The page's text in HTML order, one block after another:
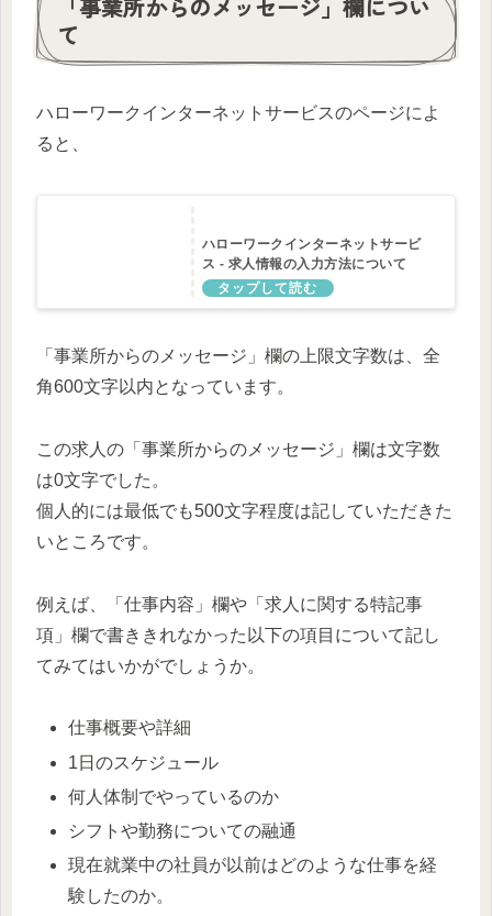
「事業所からのメッセージ」欄につい
て
ハローワークインターネットサービスのページによ
ると、
ハローワークインターネットサービ
ス - 求人情報の入力方法について
「事業所からのメッセージ」欄の上限文字数は、全
角600文字以内となっています。
この求人の「事業所からのメッセージ」欄は文字数
は0文字でした。
個人的には最低でも500文字程度は記していただきた
いところです。
例えば、「仕事内容」欄や「求人に関する特記事
項」欄で書ききれなかった以下の項目について記し
てみてはいかがでしょうか。
仕事概要や詳細
1日のスケジュール
何人体制でやっているのか
シフトや勤務についての融通
現在就業中の社員が以前はどのような仕事を経
験したのか。